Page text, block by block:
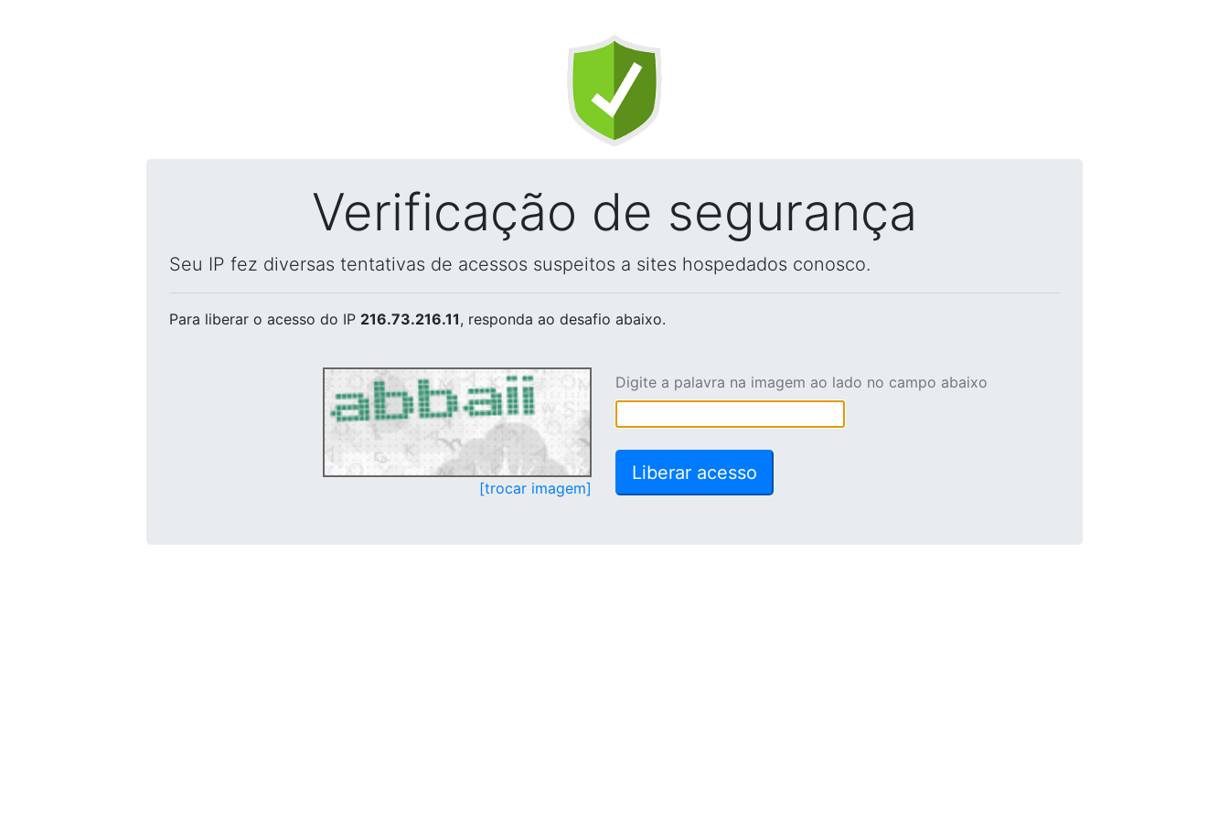
Verificação de segurança
Seu IP fez diversas tentativas de acessos suspeitos a sites hospedados conosco.
Para liberar o acesso do IP 216.73.216.11, responda ao desafio abaixo.
[trocar imagem]
Digite a palavra na imagem ao lado no campo abaixo